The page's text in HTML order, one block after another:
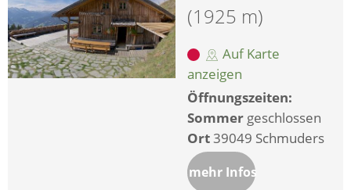
(1925 m)
Auf Karte
anzeigen
Öffnungszeiten:
Sommer geschlossen
Ort39049 Schmuders
mehr Infos